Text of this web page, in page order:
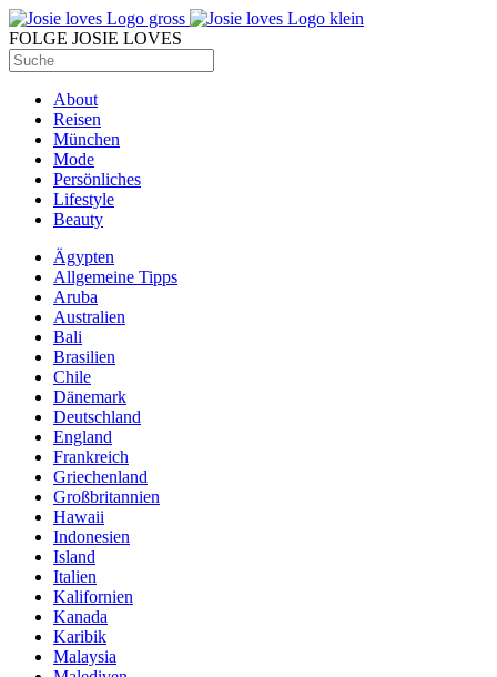
FOLGE JOSIE LOVES
About
Reisen
München
Mode
Persönliches
Lifestyle
Beauty
Ägypten
Allgemeine Tipps
Aruba
Australien
Bali
Brasilien
Chile
Dänemark
Deutschland
England
Frankreich
Griechenland
Großbritannien
Hawaii
Indonesien
Island
Italien
Kalifornien
Kanada
Karibik
Malaysia